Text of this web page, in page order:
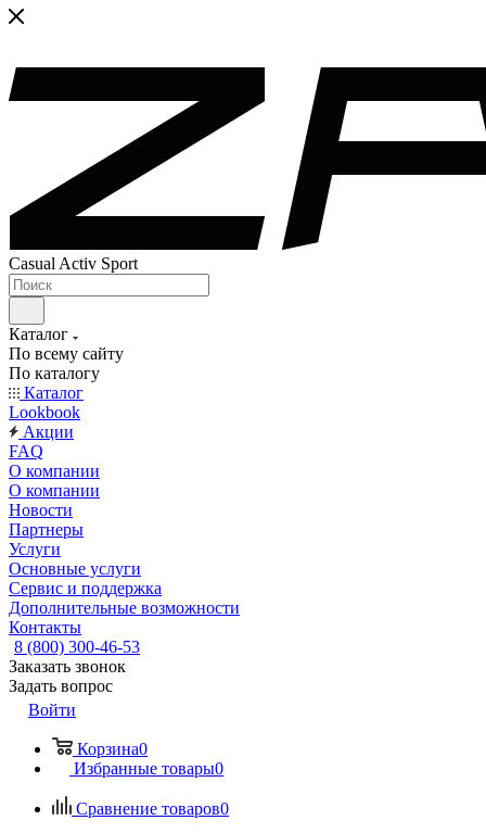
Casual Activ Sport
Каталог
По всему сайту
По каталогу
Каталог
Lookbook
Акции
FAQ
О компании
О компании
Новости
Партнеры
Услуги
Основные услуги
Сервис и поддержка
Дополнительные возможности
Контакты
8 (800) 300-46-53
Заказать звонок
Задать вопрос
Войти
Корзина0
Избранные товары0
Сравнение товаров0